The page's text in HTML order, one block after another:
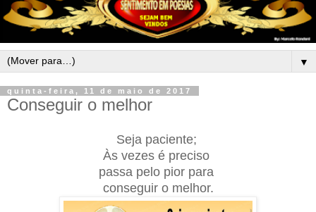
▼
quinta-feira, 11 de maio de 2017
Conseguir o melhor
Seja paciente;
Às vezes é preciso
passa pelo pior para
conseguir o melhor.